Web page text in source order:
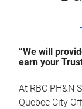
“We will
earn your
At RBC PH&N
Quebec City